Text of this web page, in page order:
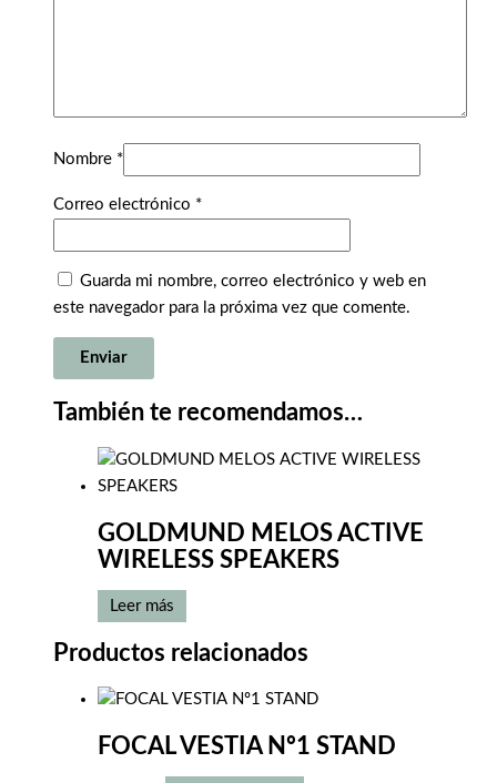
Nombre *
Correo electrónico *
Guarda mi nombre, correo electrónico y web en
este navegador para la próxima vez que comente.
También te recomendamos…
GOLDMUND MELOS ACTIVE
WIRELESS SPEAKERS
Leer más
Productos relacionados
FOCAL VESTIA Nº1 STAND